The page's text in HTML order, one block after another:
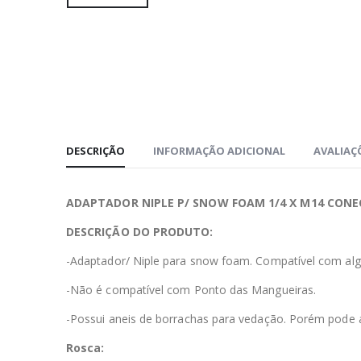
DESCRIÇÃO INFORMAÇÃO ADICIONAL
ADAPTADOR NIPLE P/ SNOW FOAM 1/4 X M14
DESCRIÇÃO DO PRODUTO:
-Adaptador/ Niple para snow foam. Compatível com
-Não é compatível com Ponto das Mangueiras.
-Possui aneis de borrachas para vedação. Porém pode
Rosca: